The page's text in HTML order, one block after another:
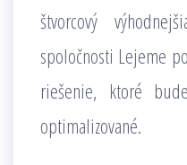
štvorcový
spoločnosti Lejeme
riešenie, ktoré
optimalizované.